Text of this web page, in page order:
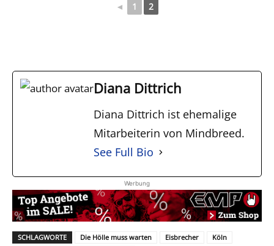
◄ 1 2
Diana Dittrich
Diana Dittrich ist ehemalige
Mitarbeiterin von Mindbreed.
See Full Bio
Werbung
SCHLAGWORTE Die Hölle muss warten Eisbrecher
Köln